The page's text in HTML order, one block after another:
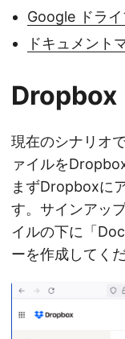
Google ドラ
ドキュメント
Dropbox
現在のシナリオ
ァイルを
まずDropboxに
す。サインアッ
イルの下に「
ーを作成してくだ